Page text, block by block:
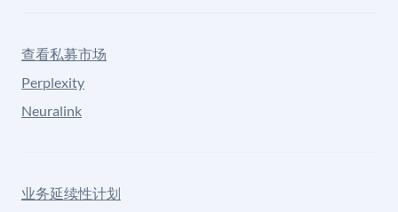
查看私募市场
Perplexity
Neuralink
业务延续性计划